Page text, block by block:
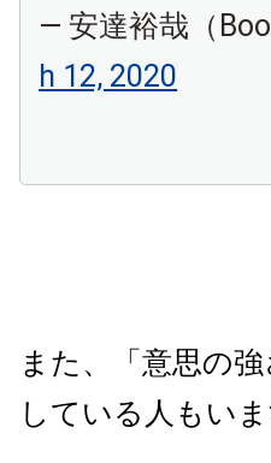
— 安達裕哉（
h 12, 2020
また、「意思の
している人もいま